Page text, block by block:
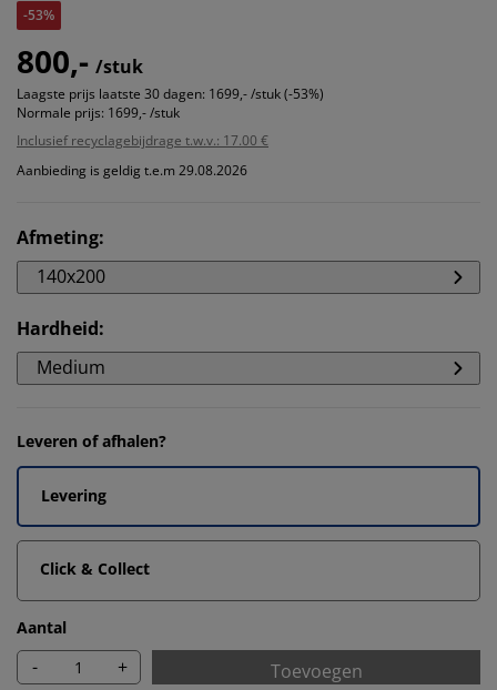
-53%
800,- /stuk
Laagste prijs laatste 30 dagen: 1699,- /stuk (-53%)
Normale prijs: 1699,- /stuk
Inclusief recyclagebijdrage t.w.v.: 17.00 €
Aanbieding is geldig t.e.m 29.08.2026
Afmeting:
140x200
Hardheid:
Medium
Leveren of afhalen?
Levering
Click & Collect
Aantal
- + Toevoegen